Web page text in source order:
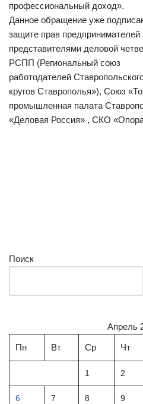
профессиональный доход».
Данное обращение уже
защите прав предпринимателей
представителями деловой
РСПП (Региональный союз
работодателей
кругов Ставрополья»), Союз
промышленная палата
«Деловая Россия» , СКО
Поиск
Апрель
Пн Вт Ср Чт
1 2
6 7 8 9